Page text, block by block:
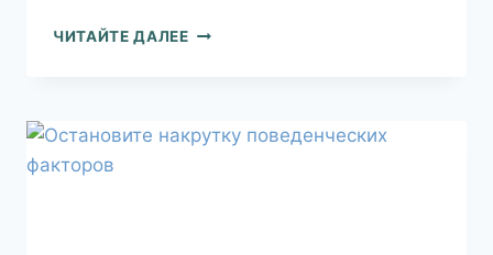
ЧИТАЙТЕ ДАЛЕЕ